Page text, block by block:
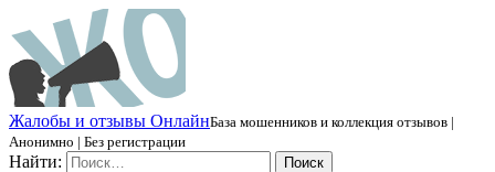
Жалобы и отзывы ОнлайнБаза мошенников и коллекция отзывов |
Анонимно | Без регистрации
Найти: